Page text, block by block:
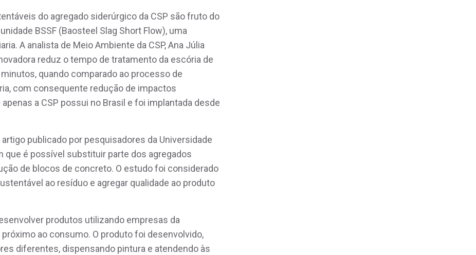
do agregado siderúrgico da CSP são fruto do
BSSF (Baosteel Slag Short Flow), uma
A analista de Meio Ambiente da CSP, Ana Júlia
reduz o tempo de tratamento da escória de
quando comparado ao processo de
com consequente redução de impactos
a CSP possui no Brasil e foi implantada desde
publicado por pesquisadores da Universidade
que é possível substituir parte dos agregados
de blocos de concreto. O estudo foi considerado
ao resíduo e agregar qualidade ao produto
produtos utilizando empresas da
ao consumo. O produto foi desenvolvido,
diferentes, dispensando pintura e atendendo às